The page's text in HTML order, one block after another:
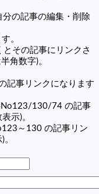
の記事の編集・削除
。
その記事にリンクさ
角数字)。
記事リンクになります
130/74 の記事
示)。
～130 の記事リン